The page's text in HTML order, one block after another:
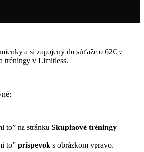
a si zapojený do súťaže o 62€ v
tréningy v Limitless.
to” na stránku Skupinové tréningy
to” príspevok s obrázkom vpravo.